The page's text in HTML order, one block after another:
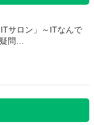
サロン」～ITなんで
問…